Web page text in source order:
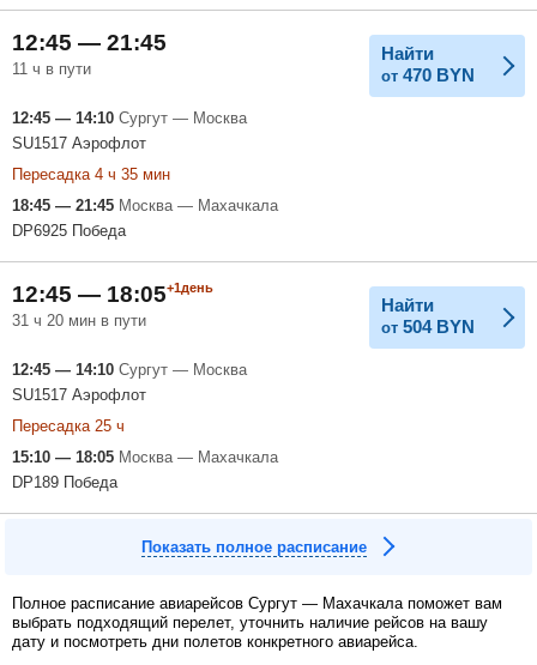
12:45 — 21:45
11 ч в пути
Найти
от 470 BYN
12:45 — 14:10 Сургут — Москва
SU1517 Аэрофлот
Пересадка 4 ч 35 мин
18:45 — 21:45 Москва — Махачкала
DP6925 Победа
12:45 — 18:05+1день
31 ч 20 мин в пути
Найти
от 504 BYN
12:45 — 14:10 Сургут — Москва
SU1517 Аэрофлот
Пересадка 25 ч
15:10 — 18:05 Москва — Махачкала
DP189 Победа
Показать полное расписание
Полное расписание авиарейсов Сургут — Махачкала поможет вам
выбрать подходящий перелет, уточнить наличие рейсов на вашу
дату и посмотреть дни полетов конкретного авиарейса.